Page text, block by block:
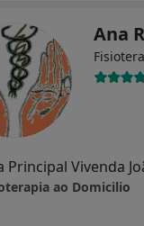
Ana
Principal Vivenda
ao Domicilio